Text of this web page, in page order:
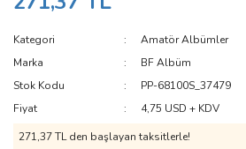
Kategori
Amatör Albümler
Marka
BF Albüm
Stok Kodu
PP-68100S_37479
Fiyat
4,75 USD + KDV
271,37 TL den başlayan taksitlerle!